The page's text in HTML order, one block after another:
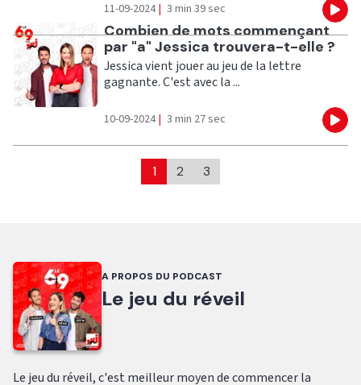
11-09-2024 | 3 min 39 sec
Ecouter
Combien de mots commençant
par "a" Jessica trouvera-t-elle ?
Jessica vient jouer au jeu de la lettre
gagnante. C'est avec la ...
10-09-2024 | 3 min 27 sec
1 2 3
A PROPOS DU PODCAST
Le jeu du réveil
Le jeu du réveil, c'est meilleur moyen de commencer la